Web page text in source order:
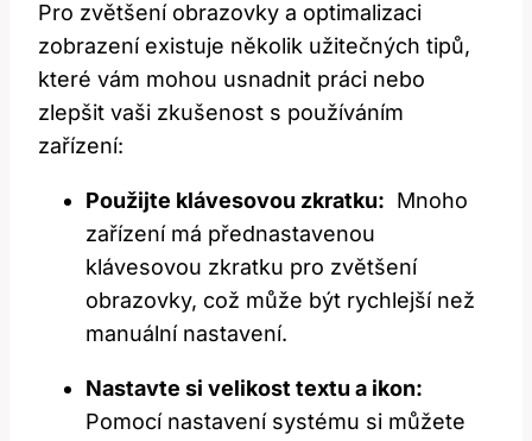
Pro zvětšení obrazovky a optimalizaci
zobrazení existuje několik užitečných tipů,
které vám mohou usnadnit práci nebo
zlepšit vaši zkušenost s používáním‌
zařízení:
Použijte klávesovou zkratku: ⁣ Mnoho
zařízení má přednastavenou
⁢klávesovou zkratku‍ pro zvětšení
obrazovky,⁢ což může ‍být rychlejší než
manuální nastavení.
Nastavte si ‌velikost textu a ikon:
Pomocí nastavení systému ⁣si můžete